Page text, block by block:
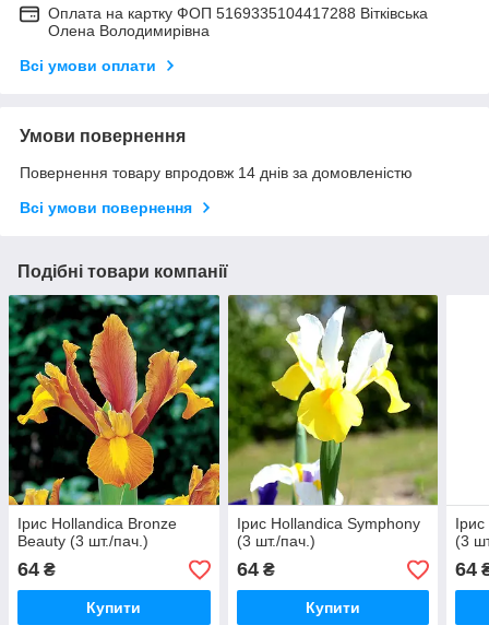
Оплата на картку ФОП 5169335104417288 Вітківська
Олена Володимирівна
Всі умови оплати
Умови повернення
Повернення товару впродовж 14 днів за домовленістю
Всі умови повернення
Подібні товари компанії
Ірис Hollandica Bronze
Beauty (3 шт./пач.)
64 ₴
Купити
Ірис Hollandica Symphony
(3 шт./пач.)
64₴
Купити
(3
64